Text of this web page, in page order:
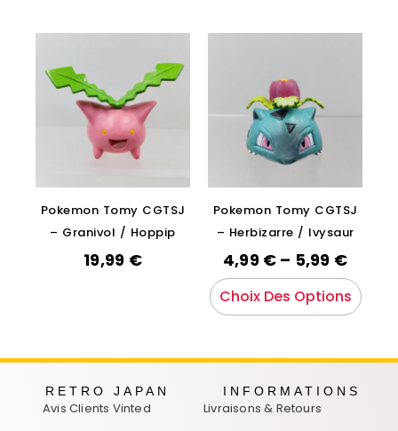
Pokemon Tomy CGTSJ
– Granivol / Hoppip
19,99 €
Pokemon Tomy CGTSJ
– Herbizarre / Ivysaur
4,99 € – 5,99 €
Choix Des Options
RETRO JAPAN
Avis Clients Vinted
INFORMATIONS
Livraisons & Retours